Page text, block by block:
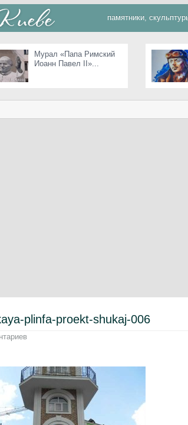
памятники,
Мурал «Папа Римский
Иоанн Павел II»...
plinfa-proekt-shukaj-006